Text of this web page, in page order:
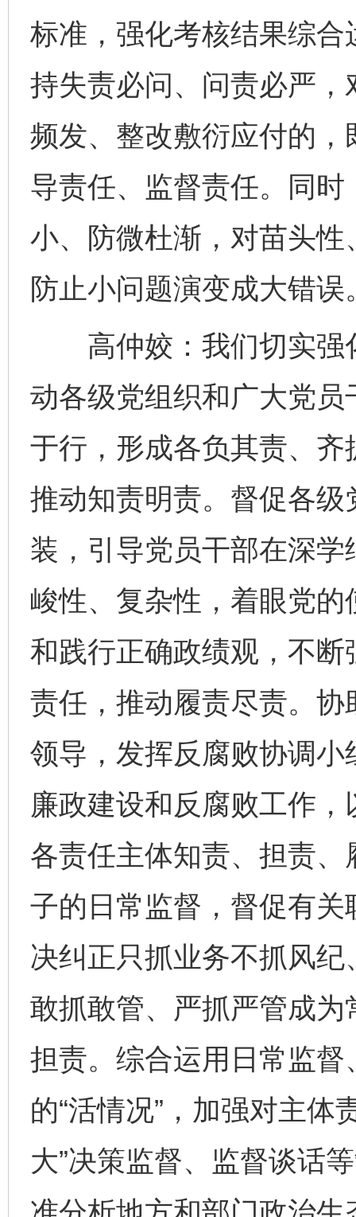
标准，强化考核结果综
持失责必问、问责必严
频发、整改敷衍应付的
导责任、监督责任。同时
小、防微杜渐，对苗头
防止小问题演变成大错误
高仲姣：我们切实强
动各级党组织和广大党
于行，形成各负其责、
推动知责明责。督促各
装，引导党员干部在深
峻性、复杂性，着眼党
和践行正确政绩观，不
责任，推动履责尽责。
领导，发挥反腐败协调
廉政建设和反腐败工作
各责任主体知责、担责、
子的日常监督，督促有
决纠正只抓业务不抓风
敢抓敢管、严抓严管成
担责。综合运用日常监
的“活情况”，加强对主体
大”决策监督、监督谈话